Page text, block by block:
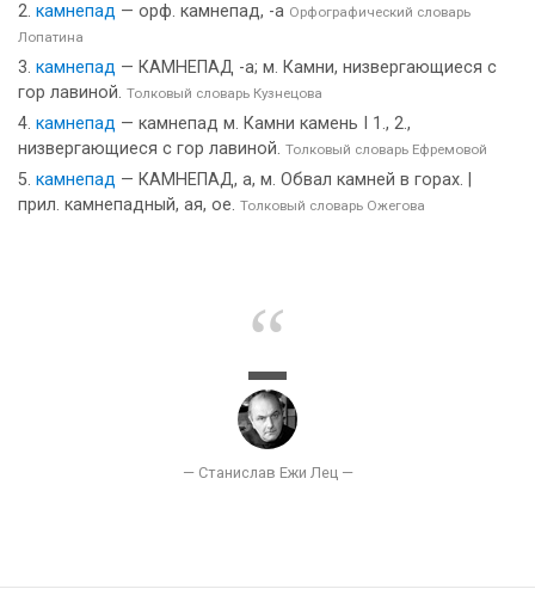
камнепад — орф. камнепад, -а Орфографический словарь
Лопатина
камнепад — КАМНЕПАД -а; м. Камни, низвергающиеся с
гор лавиной. Толковый словарь Кузнецова
камнепад — камнепад м. Камни камень I 1., 2.,
низвергающиеся с гор лавиной. Толковый словарь Ефремовой
камнепад — КАМНЕПАД, а, м. Обвал камней в горах. |
прил. камнепадный, ая, ое. Толковый словарь Ожегова